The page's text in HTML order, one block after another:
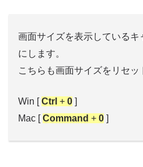
画面サイズを表示している
にします。
こちらも画面サイズをリセッ
Win [ Ctrl + 0
Mac [ Command + 0